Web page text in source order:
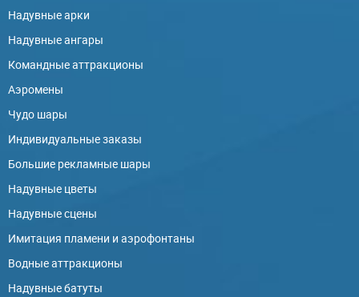
Надувные арки
Надувные ангары
Командные аттракционы
Аэромены
Чудо шары
Индивидуальные заказы
Большие рекламные шары
Надувные цветы
Надувные сцены
Имитация пламени и аэрофонтаны
Водные аттракционы
Надувные батуты